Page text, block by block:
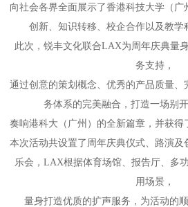
向社会各界全面展示了香港科技大学（
创新、知识转移、校企合作以及教学
此次，锐丰文化联合LAX为周年庆典量
务支持，
通过创意的策划概念、优秀的产品质量、
务体系的完美融合，打造一场别
奏响港科大（广州）的全新篇章，并获得
本次活动共设置了周年庆典仪式、路演
乐会，LAX根据体育场馆、报告厅、多
用场景，
量身打造优质的扩声服务，为活动的